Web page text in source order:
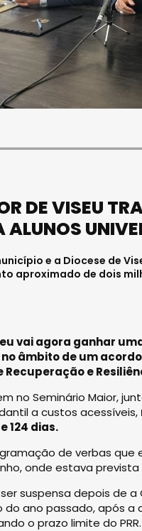
DE VISEU
e a Diocese de
aproximado de dois
vai agora ganhar
âmbito de um
e
no Seminário Maior,
a custos acessíveis,
124 dias.
de verbas
onde estava
suspensa depois de
ano passado, após
o prazo limite do PRR.
FALECEU
JOVEM
HOSPITAL DE
Julho 27, 2026 .